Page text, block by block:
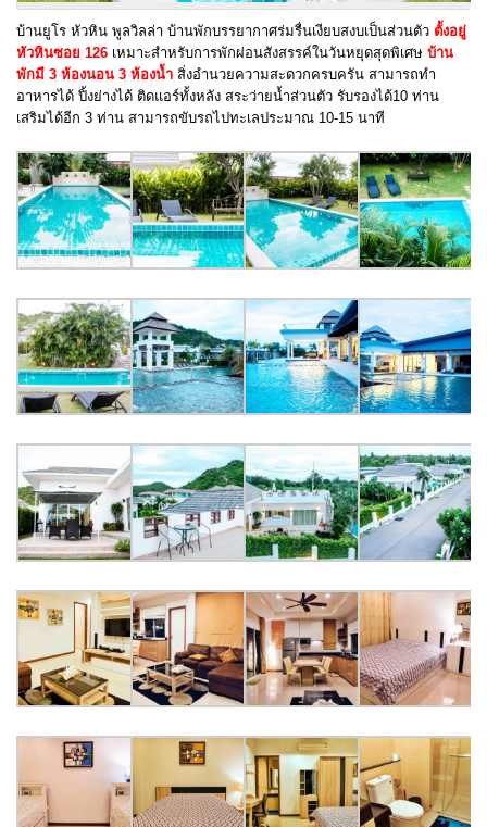
บ้านยูโร หัวหิน พูลวิลล่า บ้านพักบรรยากาศร่มรื่นเงียบสงบเป็นส่วนตัว ตั้งอยู่
หัวหินซอย 126 เหมาะสำหรับการพักผ่อนสังสรรค์ในวันหยุดสุดพิเศษ บ้าน
พักมี 3 ห้องนอน 3 ห้องน้ำ สิ่งอำนวยความสะดวกครบครัน สามารถทำ
อาหารได้ ปิ้งย่างได้ ติดแอร์ทั้งหลัง สระว่ายน้ำส่วนตัว รับรองได้10 ท่าน
เสริมได้อีก 3 ท่าน สามารถขับรถไปทะเลประมาณ 10-15 นาที